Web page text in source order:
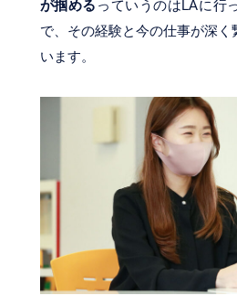
が掴める っていうのはLAに行
で、その経験と今の仕事が深く
います。